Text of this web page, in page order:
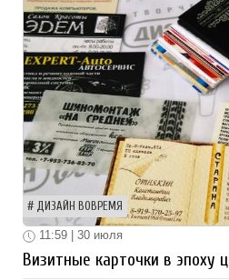
ДИЗАЙН ВОВРЕМЯ
11:59 | 30 июля
Визитные карточки в эпоху